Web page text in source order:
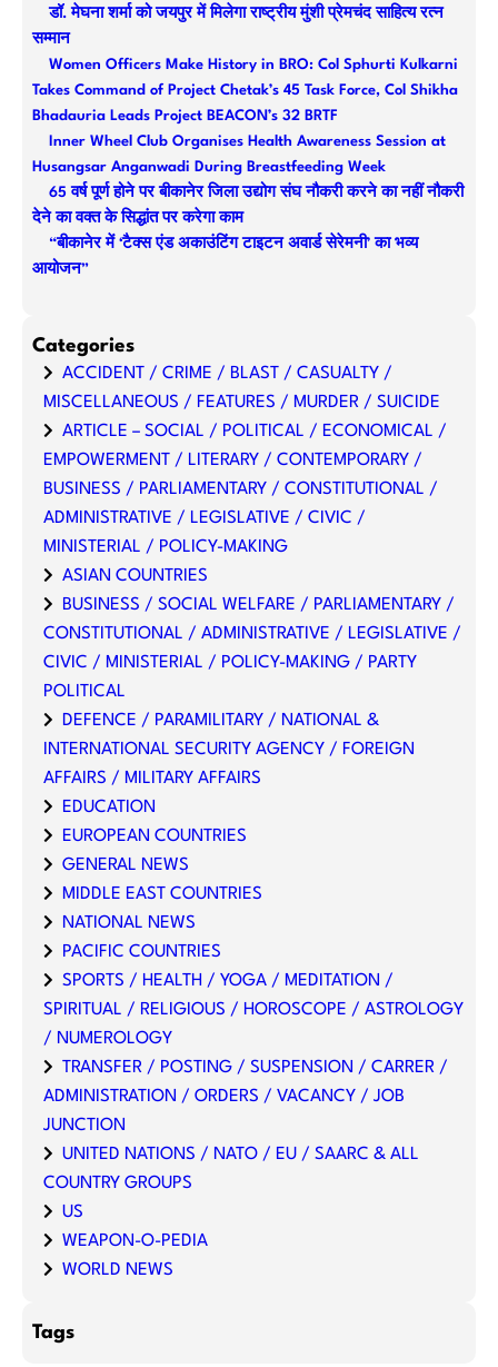
डॉ. मेघना शर्मा को जयपुर में मिलेगा राष्ट्रीय मुंशी प्रेमचंद साहित्य रत्न
सम्मान
Women Officers Make History in BRO: Col Sphurti Kulkarni
Takes Command of Project Chetak’s 45 Task Force, Col Shikha
Bhadauria Leads Project BEACON’s 32 BRTF
Inner Wheel Club Organises Health Awareness Session at
Husangsar Anganwadi During Breastfeeding Week
65 वर्ष पूर्ण होने पर बीकानेर जिला उद्योग संघ नौकरी करने का नहीं नौकरी
देने का वक्त के सिद्धांत पर करेगा काम
“बीकानेर में ‘टैक्स एंड अकाउंटिंग टाइटन अवार्ड सेरेमनी’ का भव्य
आयोजन”
Categories
ACCIDENT / CRIME / BLAST / CASUALTY /
MISCELLANEOUS / FEATURES / MURDER / SUICIDE
ARTICLE – SOCIAL / POLITICAL / ECONOMICAL /
EMPOWERMENT / LITERARY / CONTEMPORARY /
BUSINESS / PARLIAMENTARY / CONSTITUTIONAL /
ADMINISTRATIVE / LEGISLATIVE / CIVIC /
MINISTERIAL / POLICY-MAKING
ASIAN COUNTRIES
BUSINESS / SOCIAL WELFARE / PARLIAMENTARY /
CONSTITUTIONAL / ADMINISTRATIVE / LEGISLATIVE /
CIVIC / MINISTERIAL / POLICY-MAKING / PARTY
POLITICAL
DEFENCE / PARAMILITARY / NATIONAL &
INTERNATIONAL SECURITY AGENCY / FOREIGN
AFFAIRS / MILITARY AFFAIRS
EDUCATION
EUROPEAN COUNTRIES
GENERAL NEWS
MIDDLE EAST COUNTRIES
NATIONAL NEWS
PACIFIC COUNTRIES
SPORTS / HEALTH / YOGA / MEDITATION /
SPIRITUAL / RELIGIOUS / HOROSCOPE / ASTROLOGY
/ NUMEROLOGY
TRANSFER / POSTING / SUSPENSION / CARRER /
ADMINISTRATION / ORDERS / VACANCY / JOB
JUNCTION
UNITED NATIONS / NATO / EU / SAARC & ALL
COUNTRY GROUPS
US
WEAPON-O-PEDIA
WORLD NEWS
Tags